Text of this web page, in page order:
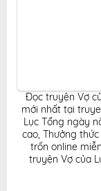
Đọc truyện Vợ
mới nhất tại
Lục Tổng ngày
cao, Thưởng
trốn online
truyện Vợ của